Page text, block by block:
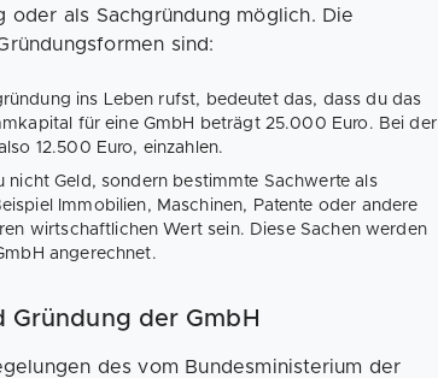
oder als Sachgründung möglich. Die
sind:
ins Leben rufst, bedeutet das, dass du das
für eine GmbH beträgt 25.000 Euro. Bei der
12.500 Euro, einzahlen.
nicht Geld, sondern bestimmte Sachwerte als
Immobilien, Maschinen, Patente oder andere
wirtschaftlichen Wert sein. Diese Sachen werden
angerechnet.
Gründung der GmbH
des vom Bundesministerium der